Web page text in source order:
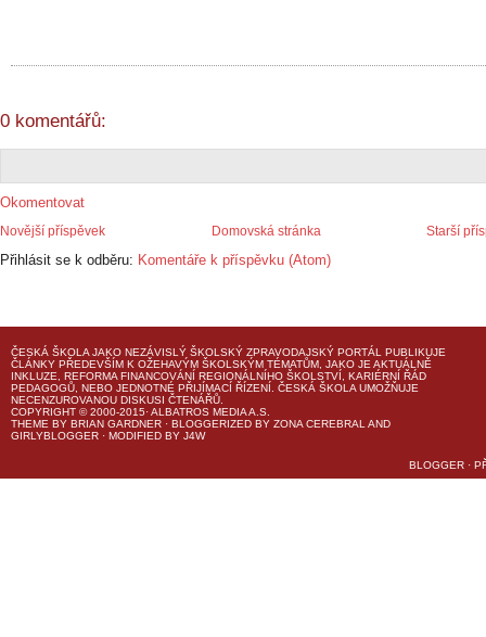
0 komentářů:
Okomentovat
Novější příspěvek Starší
Domovská stránka
Přihlásit se k odběru: Komentáře k příspěvku (Atom)
ČESKÁ ŠKOLA JAKO NEZÁVISLÝ ŠKOLSKÝ ZPRAVODAJSKÝ PORTÁL PUBLIKUJE
ČLÁNKY PŘEDEVŠÍM K OŽEHAVÝM ŠKOLSKÝM TÉMATŮM, JAKO JE AKTUÁLNĚ
INKLUZE, REFORMA FINANCOVÁNÍ REGIONÁLNÍHO ŠKOLSTVÍ, KARIÉRNÍ ŘÁD
PEDAGOGŮ, NEBO JEDNOTNÉ PŘIJÍMACÍ ŘÍZENÍ. ČESKÁ ŠKOLA UMOŽŇUJE
NECENZUROVANOU DISKUSI ČTENÁŘŮ.
COPYRIGHT © 2000-2015· ALBATROS MEDIA A.S.
THEME BY BRIAN GARDNER · BLOGGERIZED BY ZONA CEREBRAL AND
GIRLYBLOGGER · MODIFIED BY J4W
BLOGGER ·